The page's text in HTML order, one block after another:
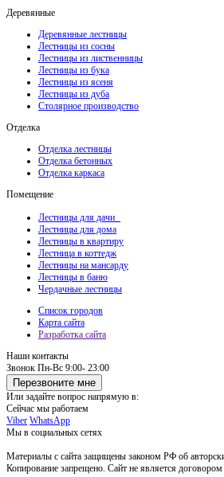
Деревянные
Деревянные лестницы
Лестницы из сосны
Лестницы из лиственницы
Лестницы из бука
Лестницы из ясеня
Лестницы из дуба
Столярное производство
Отделка
Отделка лестницы
Отделка бетонных
Отделка каркаса
Помещение
Лестницы для дачи
Лестницы для дома
Лестницы в квартиру
Лестница в коттедж
Лестницы на мансарду
Лестницы в баню
Чердачные лестницы
Список городов
Карта сайта
Разработка сайта
Наши контакты
Звонок Пн-Вс 9:00- 23:00
Перезвоните мне
Или задайте вопрос напрямую в:
Сейчас мы работаем
Viber WhatsApp
Мы в социальных сетях
Материалы с сайта защищены законом РФ об
Копирование запрещено. Сайт не является